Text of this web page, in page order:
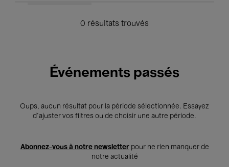
0 résultats trouvés
Événements passés
Oups, aucun résultat pour la période sélectionnée. Essayez
d’ajuster vos filtres ou de choisir une autre période.
Abonnez-vous à notre newsletterpour ne rien manquer de
notre actualité